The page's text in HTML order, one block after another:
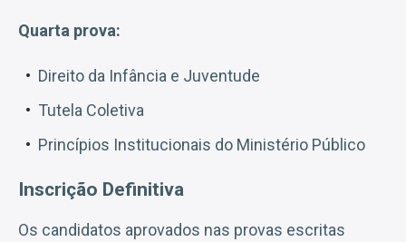
Quarta prova:
Direito da Infância e Juventude
Tutela Coletiva
Princípios Institucionais do Ministério Público
Inscrição Definitiva
Os candidatos aprovados nas provas escritas